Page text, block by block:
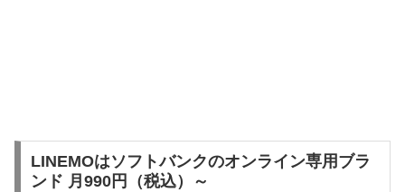
LINEMOはソフトバンクのオンライン専用ブラ
ンド 月990円（税込）～